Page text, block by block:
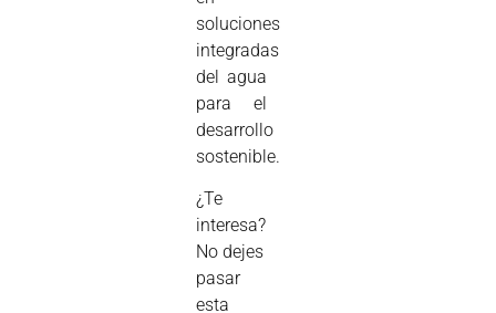
soluciones
integradas
del agua
para el
desarrollo
sostenible.
¿Te
interesa?
No dejes
pasar
esta